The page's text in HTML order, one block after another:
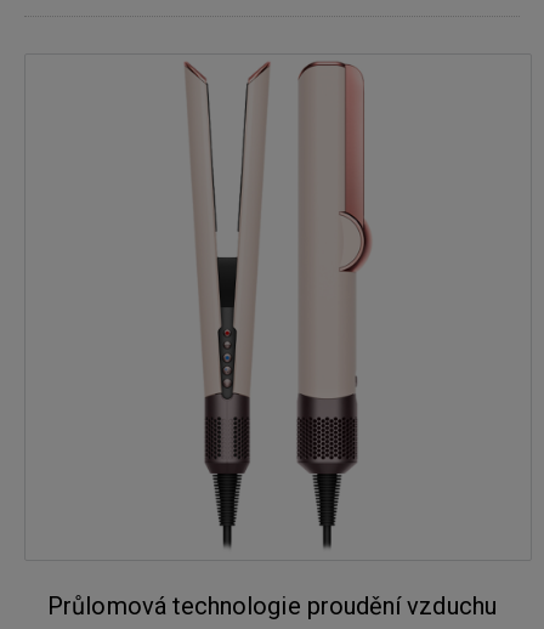
Průlomová technologie proudění vzduchu